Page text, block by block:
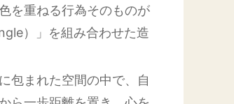
を重ねる行為そのものが
）」を組み合わせた造
包まれた空間の中で、自